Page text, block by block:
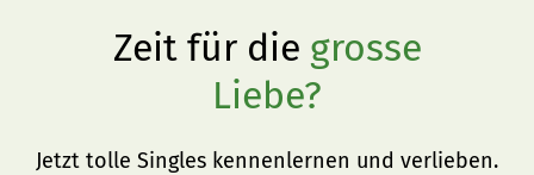
Zeit für die grosse
Liebe?
Jetzt tolle Singles kennenlernen und verlieben.